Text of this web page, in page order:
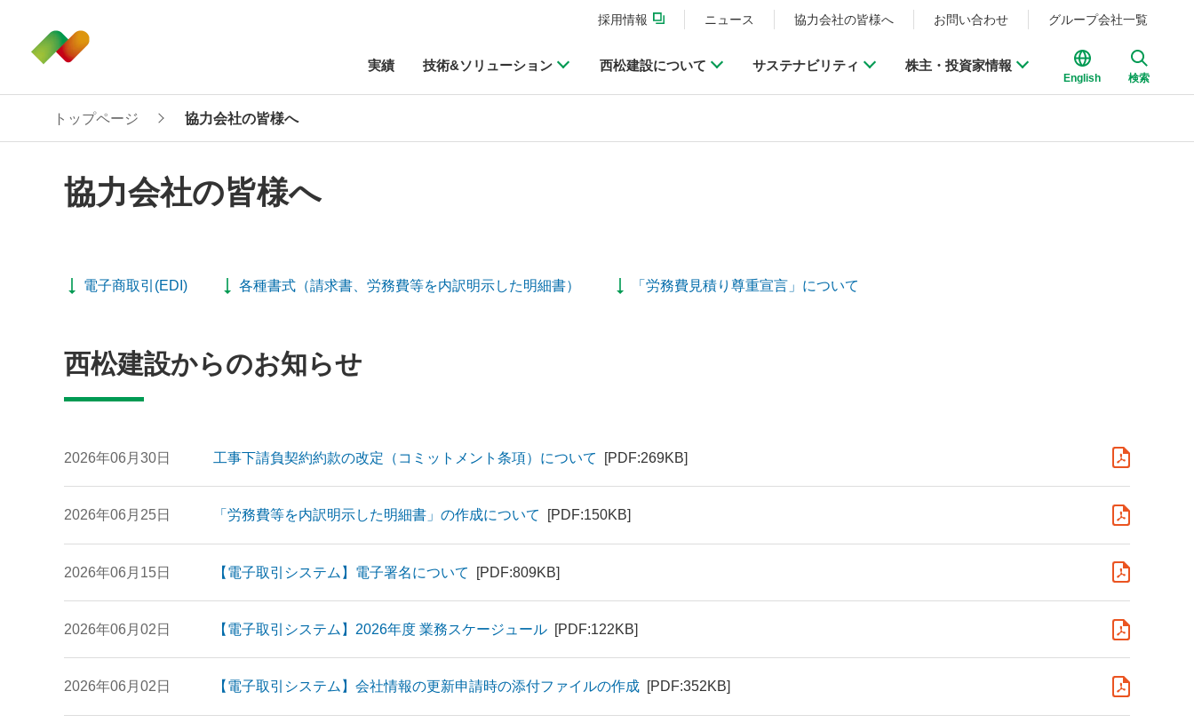
採用情報 ニュース 協力会社の皆様へ お問い合わせ グループ会社一覧
実績 技術&ソリューション 西松建設について サステナビリティ 株主・投資家情報
English 検索
トップページ 協力会社の皆様へ
協力会社の皆様へ
電子商取引(EDI) 各種書式（請求書、労務費等を内訳明示した明細書） 「労務費見積り尊重宣言」について
西松建設からのお知らせ
2026年06月30日 工事下請負契約約款の改定（コミットメント条項）について [PDF:269KB]
2026年06月25日 「労務費等を内訳明示した明細書」の作成について [PDF:150KB]
2026年06月15日 【電子取引システム】電子署名について [PDF:809KB]
2026年06月02日 【電子取引システム】2026年度 業務スケージュール [PDF:122KB]
2026年06月02日 【電子取引システム】会社情報の更新申請時の添付ファイルの作成 [PDF:352KB]